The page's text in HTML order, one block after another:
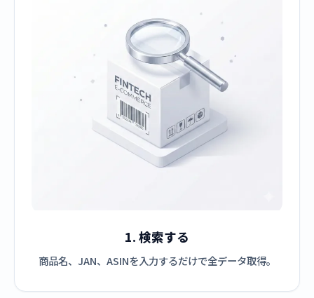
1. 検索する
商品名、JAN、ASINを入力するだけで全データ取得。